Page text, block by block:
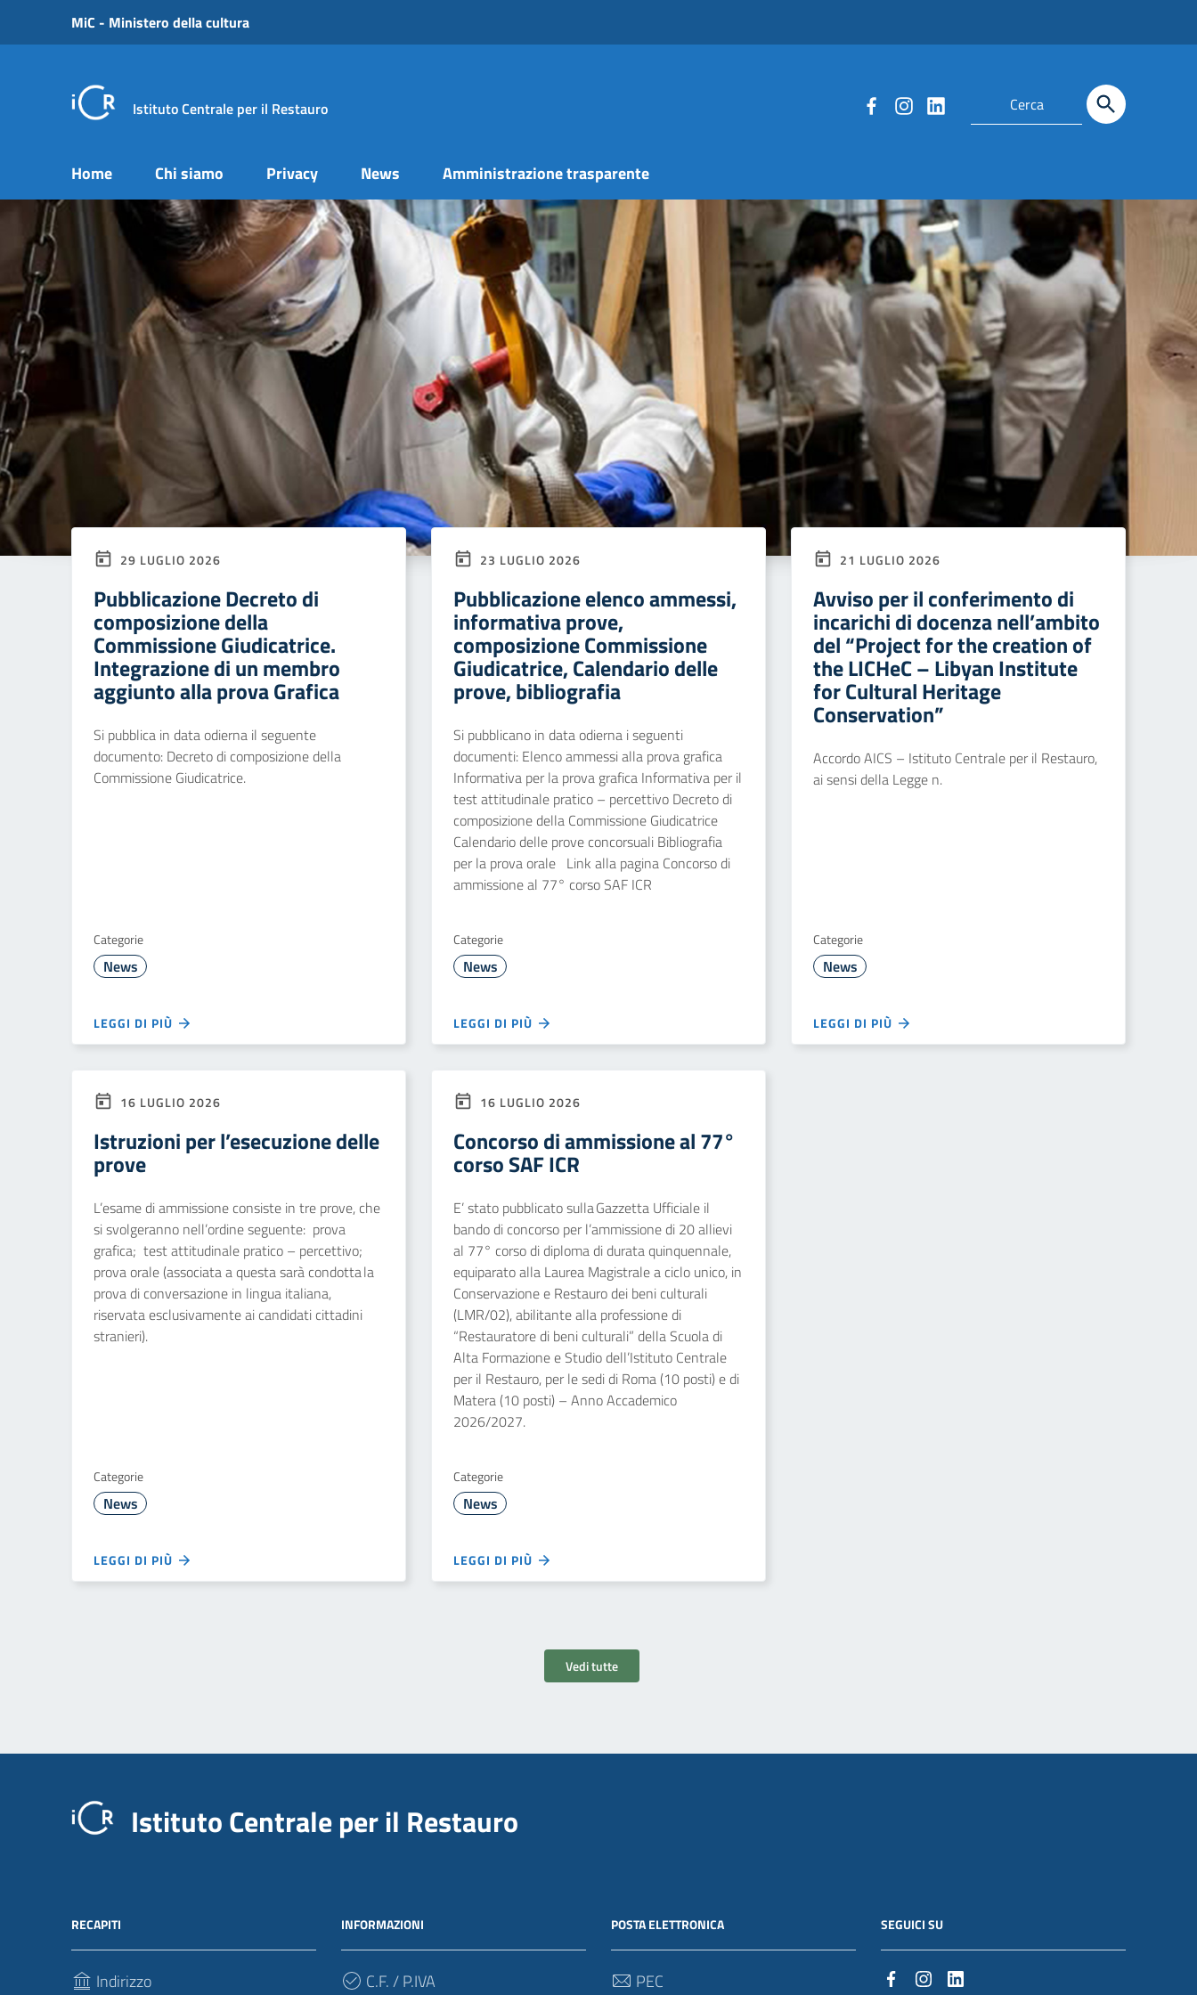
Vai ai contenuti
Vai al menu di navigazione
MiC - Ministero della cultura
Istituto Centrale per il Restauro
Home Chi siamo Privacy News Amministrazione trasparente
29 LUGLIO 2026
Pubblicazione Decreto di
composizione della
Commissione Giudicatrice.
Integrazione di un membro
aggiunto alla prova Grafica
Si pubblica in data odierna il seguente
documento: Decreto di composizione della
Commissione Giudicatrice.
Categorie
News
LEGGI DI PIÙ
23 LUGLIO 2026
Pubblicazione elenco ammessi,
informativa prove,
composizione Commissione
Giudicatrice, Calendario delle
prove, bibliografia
Si pubblicano in data odierna i seguenti
documenti: Elenco ammessi alla prova grafica
Informativa per la prova grafica Informativa per il
test attitudinale pratico – percettivo Decreto di
composizione della Commissione Giudicatrice
Calendario delle prove concorsuali Bibliografia
per la prova orale Link alla pagina Concorso di
ammissione al 77° corso SAF ICR
Categorie
News
LEGGI DI PIÙ
21 LUGLIO 2026
Avviso per il conferimento di
incarichi di docenza nell’ambito
del “Project for the creation of
the LICHeC – Libyan Institute
for Cultural Heritage
Conservation”
Accordo AICS – Istituto Centrale per il Restauro,
ai sensi della Legge n.
Categorie
News
LEGGI DI PIÙ
16 LUGLIO 2026
Istruzioni per l’esecuzione delle
prove
L’esame di ammissione consiste in tre prove, che
si svolgeranno nell’ordine seguente: prova
grafica; test attitudinale pratico – percettivo;
prova orale (associata a questa sarà condotta la
prova di conversazione in lingua italiana,
riservata esclusivamente ai candidati cittadini
stranieri).
Categorie
News
LEGGI DI PIÙ
16 LUGLIO 2026
Concorso di ammissione al 77°
corso SAF ICR
E’ stato pubblicato sulla Gazzetta Ufficiale il
bando di concorso per l’ammissione di 20 allievi
al 77° corso di diploma di durata quinquennale,
equiparato alla Laurea Magistrale a ciclo unico, in
Conservazione e Restauro dei beni culturali
(LMR/02), abilitante alla professione di
“Restauratore di beni culturali” della Scuola di
Alta Formazione e Studio dell’Istituto Centrale
per il Restauro, per le sedi di Roma (10 posti) e di
Matera (10 posti) – Anno Accademico
2026/2027.
Categorie
News
LEGGI DI PIÙ
Vedi tutte
Istituto Centrale per il Restauro
RECAPITI
Indirizzo
INFORMAZIONI
C.F. / P.IVA
POSTA ELETTRONICA
PEC
SEGUICI SU